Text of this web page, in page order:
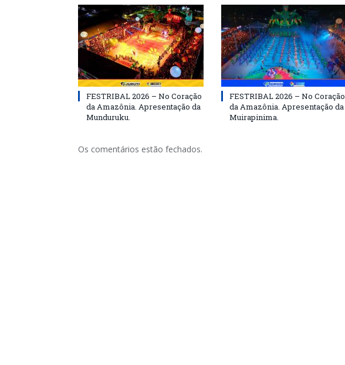
FESTRIBAL 2026 – No Coração
da Amazônia. Apresentação da
Munduruku.
FESTRIBAL 2026 – No Coração
da Amazônia. Apresentação da
Muirapinima.
Os comentários estão fechados.